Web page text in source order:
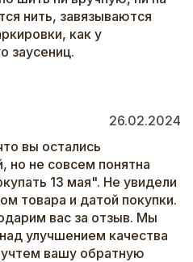
нить, завязываются
как у
заусениц.
26.02.2024
вы остались
но не совсем понятна
13 мая". Не увидели
товара и датой покупки.
вас за отзыв. Мы
улучшением качества
вашу обратную